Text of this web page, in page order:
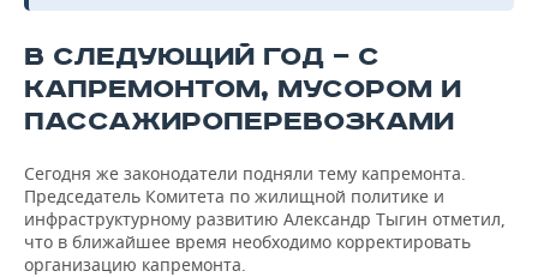
В СЛЕДУЮЩИЙ ГОД — С
КАПРЕМОНТОМ, МУСОРОМ И
ПАССАЖИРОПЕРЕВОЗКАМИ
Сегодня же законодатели подняли тему капремонта.
Председатель Комитета по жилищной политике и
инфраструктурному развитию Александр Тыгин отметил,
что в ближайшее время необходимо корректировать
организацию капремонта.